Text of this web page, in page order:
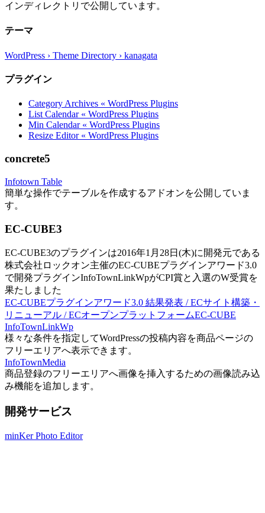
インディレクトリで公開しています。
テーマ
WordPress › Theme Directory › kanagata
プラグイン
Category Archives « WordPress Plugins
List Calendar « WordPress Plugins
Min Calendar « WordPress Plugins
Resize Editor « WordPress Plugins
concrete5
Infotown Table
簡単な操作でテーブルを作成するアドオンを公開していま
す。
EC-CUBE3
EC-CUBE3のプラグインは2016年1月28日(木)に開発元である
株式会社ロックオン主催のEC-CUBEプラグインアワード3.0
で開発プラグインInfoTownLinkWpがCPI賞と入選のW受賞を
果たしました
EC-CUBEプラグインアワード3.0 結果発表 / ECサイト構築・
リニューアル / ECオープンプラットフォームEC-CUBE
InfoTownLinkWp
様々な条件を指定してWordPressの投稿内容を商品ページの
フリーエリアへ表示できます。
InfoTownMedia
商品登録のフリーエリアへ画像を挿入するための画像読み込
み機能を追加します。
開発サービス
minKer Photo Editor